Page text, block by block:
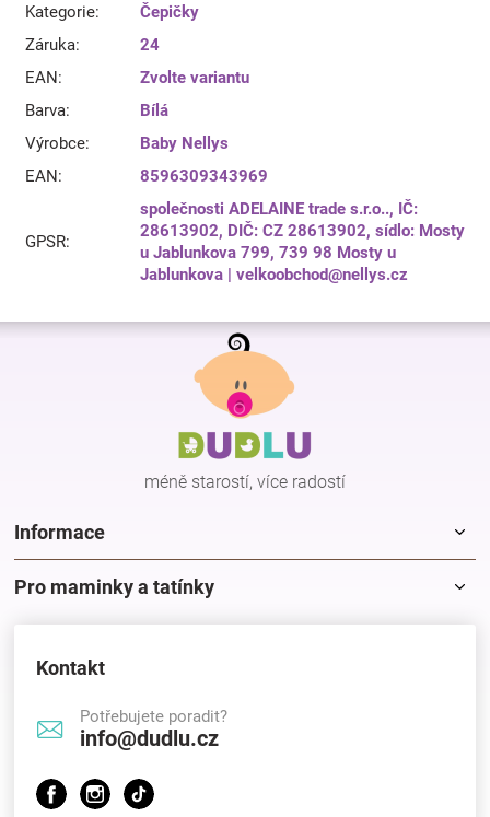
Kategorie:
Čepičky
Záruka:
24
EAN:
Zvolte variantu
Barva:
Bílá
Výrobce:
Baby Nellys
EAN: 8596309343969
GPSR:
společnosti ADELAINE trade s.r.o.., IČ:
28613902, DIČ: CZ 28613902, sídlo: Mosty
u Jablunkova 799, 739 98 Mosty u
Jablunkova | velkoobchod@nellys.cz
Z
méně starostí, více radostí
Informace
Pro maminky a tatínky
Kontakt
Potřebujete poradit?
info@dudlu.cz